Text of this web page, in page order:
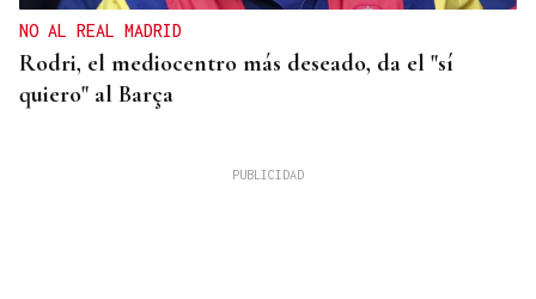
NO AL REAL MADRID
Rodri, el mediocentro más deseado, da el "sí
quiero" al Barça